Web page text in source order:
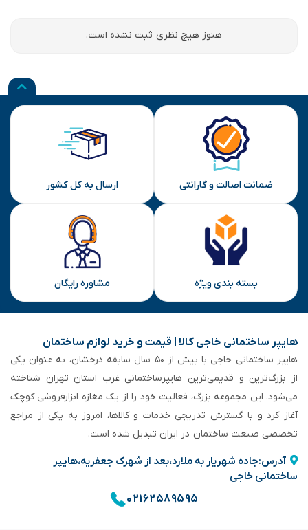
هنوز هیچ نظری ثبت نشده است.
ضمانت اصالت و گارانتی ارسال به کل کشور
بسته بندی ویژه مشاوره رایگان
هایپر ساختمانی خاجی‌ کالا | قیمت و خرید لوازم ساختمان
هایپر ساختمانی خاجی‌ با بیش از ۵۰ سال سابقه‌ درخشان، به عنوان یکی
از بزرگ‌ترین و قدیمی‌ترین هایپرساختمانی‌ غرب استان تهران شناخته
می‌شود. این مجموعه بزرگ، فعالیت خود را از یک مغازه ابزارفروشی کوچک
آغاز کرد و با گسترش تدریجی خدمات و کالاها، امروز به یکی از مراجع
تخصصی صنعت ساختمان در ایران تبدیل شده است.
آدرس:جاده شهریار به ملارد،بعد از شهرک جعفریه،هایپر
ساختمانی خاجی
۰۲۱۶۲۵۸۹۵۹۵